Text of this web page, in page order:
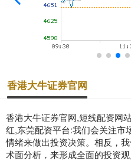
香港大牛证券官网
香港大牛证券官网,短线配资网
红,东莞配资平台:我们会关注市
情绪来做出投资决策。相反，
术面分析，来形成全面的投资观